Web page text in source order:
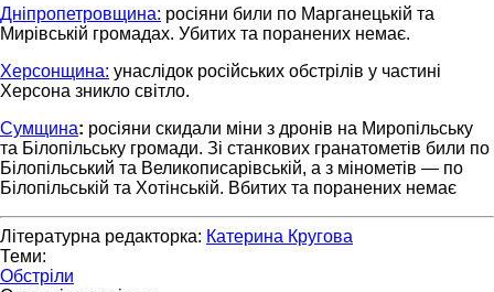
Дніпропетровщина: росіяни били по Марганецькій та
Мирівській громадах. Убитих та поранених немає.
Херсонщина: унаслідок російських обстрілів у частині
Херсона зникло світло.
Сумщина: росіяни скидали міни з дронів на Миропільську
та Білопільську громади. Зі станкових гранатометів били по
Білопільський та Великописарівській, а з мінометів — по
Білопільській та Хотінській. Вбитих та поранених немає
Літературна редакторка: Катерина Кругова
Теми:
Обстріли